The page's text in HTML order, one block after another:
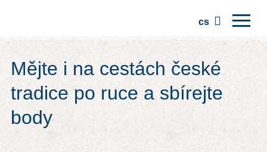
cs
Regiony
Tradice
Výlety
Mějte i na cestách české
tradice po ruce a sbírejte
body